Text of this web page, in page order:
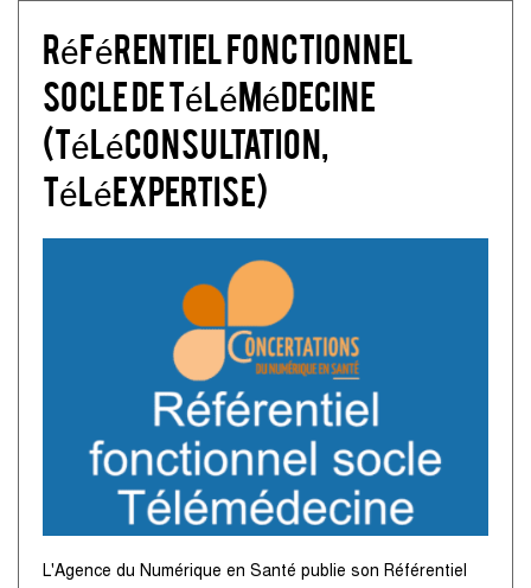
Référentiel fonctionnel
socle de télémédecine
(téléconsultation,
téléexpertise)
​L'Agence du Numérique en Santé publie son Référentiel